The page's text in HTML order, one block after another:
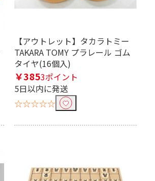
【アウトレット】タカラトミー
TAKARA TOMY プラレール ゴム
タイヤ(16個入)
￥3853ポイント
5日以内に発送
☆☆☆☆☆